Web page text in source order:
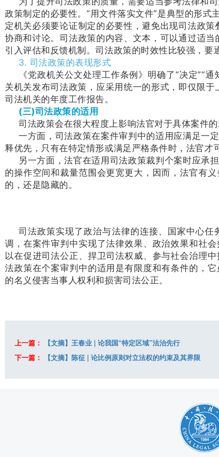
政策制定的必要性。“用文件落实文件”是典型的形
定机关必须要论证制定的必要性，避免出现司法政
协商和讨论。司法政策的内容、文本，可以通过适
引入评估和反馈机制。司法政策的时效性比较强，
3. 司法政策的表现形式
《党政机关公文处理工作条例》明确了“决定”“
关机关发布司法政策，应采用统一的形式，即仅限于
司法机关的年度工作报告。
(三)司法政策的适用
司法政策会在很大程度上影响法官对于具体案件
一方面，司法政策在案件审判中的适用应满足一
释优先，只有在特定情形或满足严格条件时，法官才
另一方面，法官在适用司法政策裁判个案时应承
的操作空间和裁量范围会更宽更大，因而，法官有
的，还是隐藏的。
司法政策实现了政治与法律的连接、国家中心
调，在案件审判中实现了法律效果、政治效果和社
以在促进司法公正、捍卫司法权威、参与社会治理
法政策在个案审判中的适用是有限度和有条件的，
的名义侵害当事人权利和损害司法公正。
上一篇：
【文摘】王春业 | 论我国“特定区域”法治先行
下一篇：
【文摘】陈征 | 论比例原则对立法权的约束及其界限